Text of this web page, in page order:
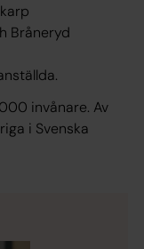
Bråneryd
invånare. Av
i Svenska